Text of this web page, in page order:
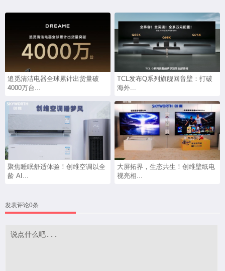
追觅清洁电器全球累计出货量破
4000万台...
TCL发布Q系列旗舰回音壁：打破
海外...
聚焦睡眠舒适体验！创维空调以全
龄 AI...
大屏拓界，生态共生！创维壁纸电
视亮相...
发表评论0条